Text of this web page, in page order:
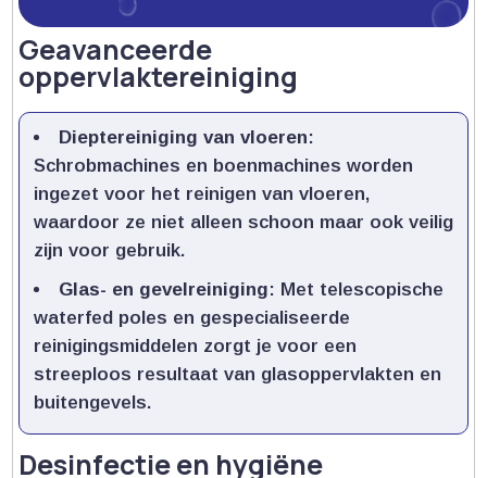
Geavanceerde
oppervlaktereiniging
Dieptereiniging van vloeren:
Schrobmachines en boenmachines worden
ingezet voor het reinigen van vloeren,
waardoor ze niet alleen schoon maar ook veilig
zijn voor gebruik.​
Glas- en gevelreiniging: Met telescopische
waterfed poles en gespecialiseerde
reinigingsmiddelen zorgt je voor een
streeploos resultaat van glasoppervlakten en
buitengevels.​
Desinfectie en hygiëne